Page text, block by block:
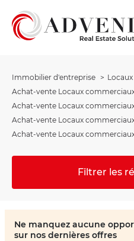
Immobilier d'entreprise
Achat-vente Locaux
Achat-vente Locaux
Achat-vente Locaux
Achat-vente Locaux commerciaux
Filtrer les
Ne manquez aucune
sur nos dernières offres